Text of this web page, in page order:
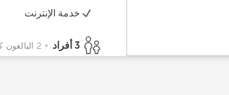
خدمة الإنترنت
2 البالغون كحد أقصى